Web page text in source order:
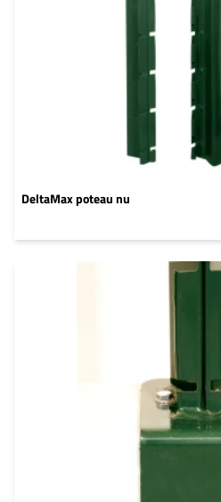
DeltaMax poteau nu